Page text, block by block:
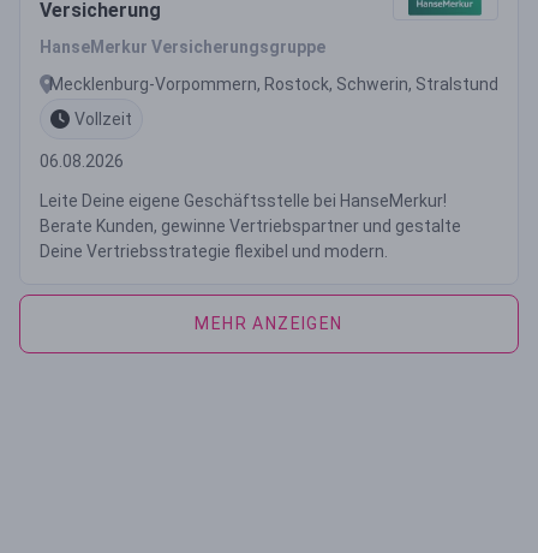
Versicherung
HanseMerkur Versicherungsgruppe
Mecklenburg-Vorpommern, Rostock, Schwerin, Stralstund
Vollzeit
06.08.2026
Leite Deine eigene Geschäftsstelle bei HanseMerkur!
Berate Kunden, gewinne Vertriebspartner und gestalte
Deine Vertriebsstrategie flexibel und modern.
MEHR ANZEIGEN